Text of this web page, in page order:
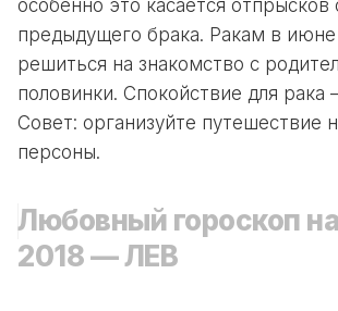
особенно это касается отпрысков
предыдущего брака. Ракам в
решиться на знакомство с
половинки. Спокойствие для
Совет: организуйте путешествие
персоны.
Любовный гороскоп
2018 — ЛЕВ